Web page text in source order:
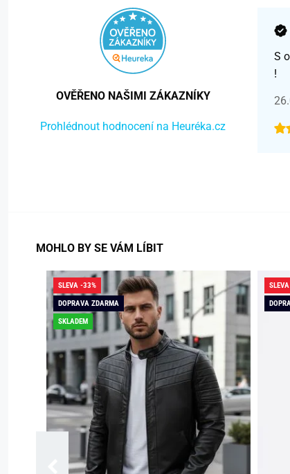
OVĚŘENO NAŠIMI ZÁKAZNÍKY
Prohlédnout hodnocení na Heuréka.cz
S
!
MOHLO BY SE VÁM LÍBIT
SLEVA -33%
DOPRAVA ZDARMA
SKLADEM